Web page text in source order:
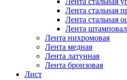
Лента стальная
Лента стальная
Лента
Лента нихромовая
Лента медная
Лента латунная
Лента бронзовая
Лист